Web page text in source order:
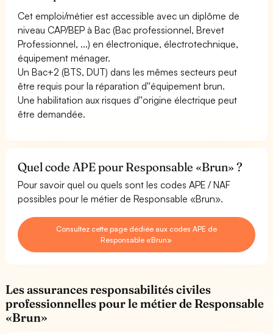
Cet emploi/métier est accessible avec un diplôme de
niveau CAP/BEP à Bac (Bac professionnel, Brevet
Professionnel, ...) en électronique, électrotechnique,
équipement ménager.
Un Bac+2 (BTS, DUT) dans les mêmes secteurs peut
être requis pour la réparation d''équipement brun.
Une habilitation aux risques d''origine électrique peut
être demandée.
Quel code APE pour Responsable «Brun» ?
Pour savoir quel ou quels sont les codes APE / NAF
possibles pour le métier de Responsable «Brun».
Consultez cette page dédiée aux codes APE de
Responsable «Brun»
Les assurances responsabilités civiles
professionnelles pour le métier de Responsable
«Brun»